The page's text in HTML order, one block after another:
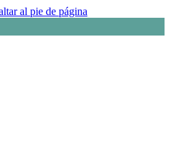
al pie de página